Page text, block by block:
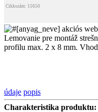
Cikkszám: 15650
Lemovanie pre montáž
profilu max. 2 x 8 mm.
údaje popis
Charakteristika produktu: